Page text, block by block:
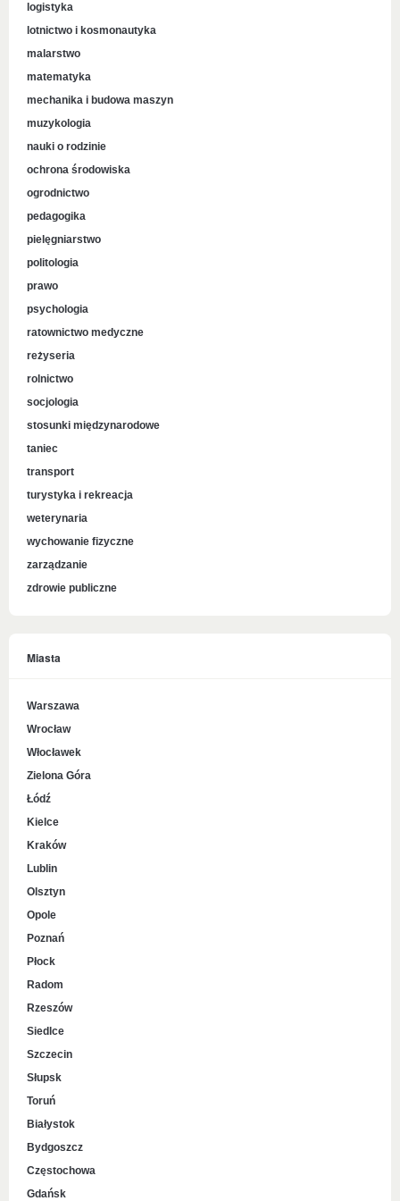
logistyka
lotnictwo i kosmonautyka
malarstwo
matematyka
mechanika i budowa maszyn
muzykologia
nauki o rodzinie
ochrona środowiska
ogrodnictwo
pedagogika
pielęgniarstwo
politologia
prawo
psychologia
ratownictwo medyczne
reżyseria
rolnictwo
socjologia
stosunki międzynarodowe
taniec
transport
turystyka i rekreacja
weterynaria
wychowanie fizyczne
zarządzanie
zdrowie publiczne
Miasta
Warszawa
Wrocław
Włocławek
Zielona Góra
Łódź
Kielce
Kraków
Lublin
Olsztyn
Opole
Poznań
Płock
Radom
Rzeszów
Siedlce
Szczecin
Słupsk
Toruń
Białystok
Bydgoszcz
Częstochowa
Gdańsk